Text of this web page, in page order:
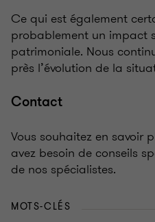
Ce qui est également
probablement un impact
patrimoniale. Nous
près l’évolution de la
Contact
Vous souhaitez en savoir
avez besoin de conseils
de nos spécialistes.
MOTS-CLÉS